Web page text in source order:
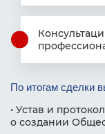
По итогам сделки
• Устав и
о создании